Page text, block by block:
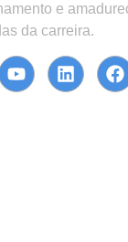
e
da carreira.